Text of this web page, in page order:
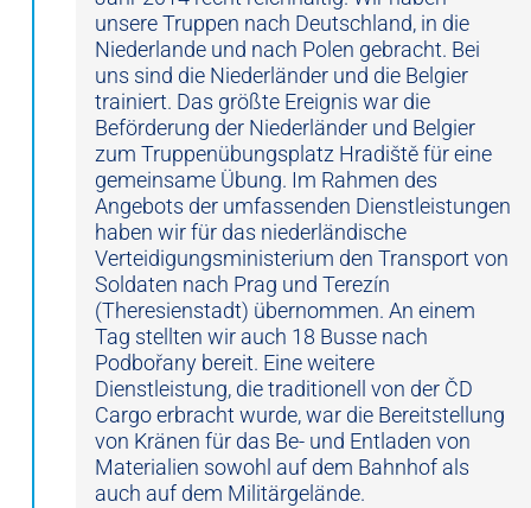
unsere Truppen nach Deutschland, in die
Niederlande und nach Polen gebracht. Bei
uns sind die Niederländer und die Belgier
trainiert. Das größte Ereignis war die
Beförderung der Niederländer und Belgier
zum Truppenübungsplatz Hradiště für eine
gemeinsame Übung. Im Rahmen des
Angebots der umfassenden Dienstleistungen
haben wir für das niederländische
Verteidigungsministerium den Transport von
Soldaten nach Prag und Terezín
(Theresienstadt) übernommen. An einem
Tag stellten wir auch 18 Busse nach
Podbořany bereit. Eine weitere
Dienstleistung, die traditionell von der ČD
Cargo erbracht wurde, war die Bereitstellung
von Kränen für das Be- und Entladen von
Materialien sowohl auf dem Bahnhof als
auch auf dem Militärgelände.